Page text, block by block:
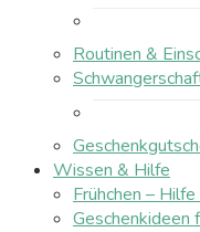
Routinen &
Wissen & Hilfe
Frühchen –
Geschenkideen